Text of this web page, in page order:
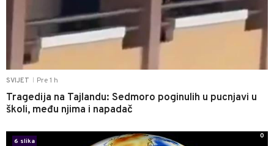
SVIJET Pre 1 h
Tragedija na Tajlandu: Sedmoro poginulih u pucnjavi u
školi, među njima i napadač
6 slika
0